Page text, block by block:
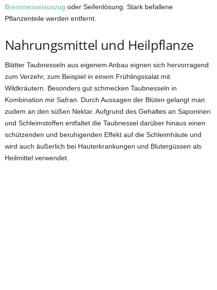
Brennnesselauszug oder Seifenlösung. Stark befallene
Pflanzenteile werden entfernt.
Nahrungsmittel und Heilpflanze
Blätter Taubnesseln aus eigenem Anbau eignen sich hervorragend
zum Verzehr, zum Beispiel in einem Frühlingssalat mit
Wildkräutern. Besonders gut schmecken Taubnesseln in
Kombination mir Safran. Durch Aussagen der Blüten gelangt man
zudem an den süßen Nektar. Aufgrund des Gehaltes an Saponinen
und Schleimstoffen entfaltet die Taubnessel darüber hinaus einen
schützenden und beruhigenden Effekt auf die Schleimhäute und
wird auch äußerlich bei Hauterkrankungen und Blutergüssen als
Heilmittel verwendet.